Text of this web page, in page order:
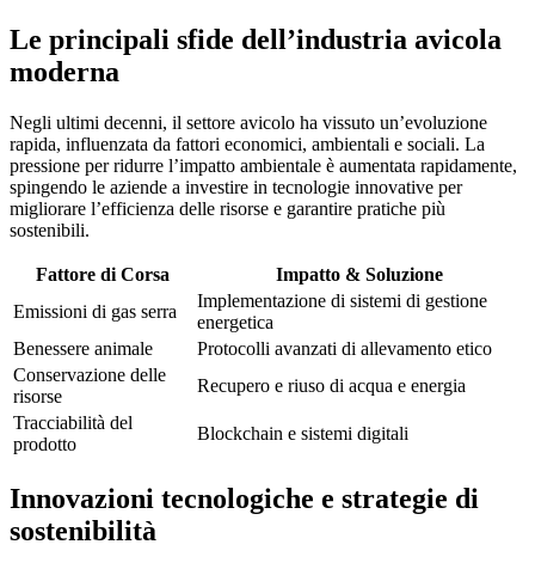
Le principali sfide dell’industria avicola
moderna
Negli ultimi decenni, il settore avicolo ha vissuto un’evoluzione
rapida, influenzata da fattori economici, ambientali e sociali. La
pressione per ridurre l’impatto ambientale è aumentata rapidamente,
spingendo le aziende a investire in tecnologie innovative per
migliorare l’efficienza delle risorse e garantire pratiche più
sostenibili.
Fattore di Corsa
Impatto & Soluzione
Emissioni di gas serra
Implementazione di sistemi di gestione
energetica
Benessere animale
Protocolli avanzati di allevamento etico
Conservazione delle
risorse
Recupero e riuso di acqua e energia
Tracciabilità del
prodotto
Blockchain e sistemi digitali
Innovazioni tecnologiche e strategie di
sostenibilità